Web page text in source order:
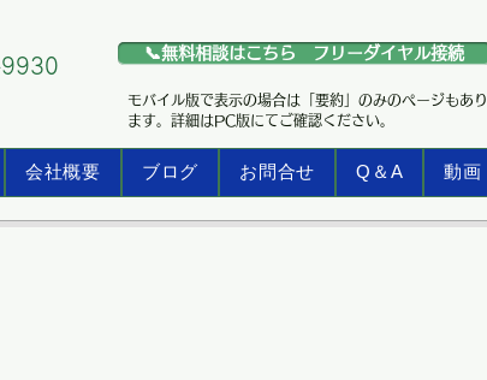
モバイル版で表示の場合は「要約」のみのページもあり
ます。詳細はPC版にてご確認ください。
9930
📞無料相談はこちら フリーダイヤル接続
会社概要 ブログ お問合せ Q＆A 動画